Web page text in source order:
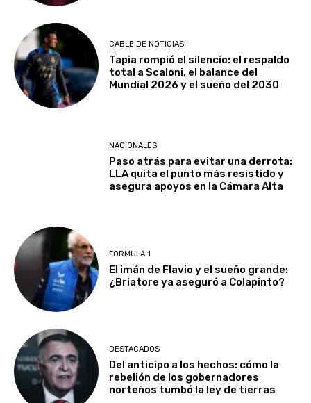
CABLE DE NOTICIAS
Tapia rompió el silencio: el respaldo
total a Scaloni, el balance del
Mundial 2026 y el sueño del 2030
NACIONALES
Paso atrás para evitar una derrota:
LLA quita el punto más resistido y
asegura apoyos en la Cámara Alta
FORMULA 1
El imán de Flavio y el sueño grande:
¿Briatore ya aseguró a Colapinto?
DESTACADOS
Del anticipo a los hechos: cómo la
rebelión de los gobernadores
norteños tumbó la ley de tierras